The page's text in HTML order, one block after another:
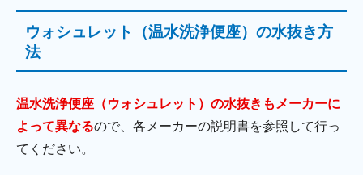
ウォシュレット（温水洗浄便座）の水抜き方
法
温水洗浄便座（ウォシュレット）の水抜きもメーカーに
よって異なるので、各メーカーの説明書を参照して行っ
てください。